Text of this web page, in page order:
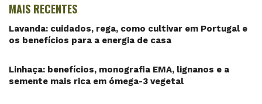
MAIS RECENTES
Lavanda: cuidados, rega, como cultivar em Portugal e
os benefícios para a energia de casa
Linhaça: benefícios, monografia EMA, lignanos e a
semente mais rica em ómega-3 vegetal